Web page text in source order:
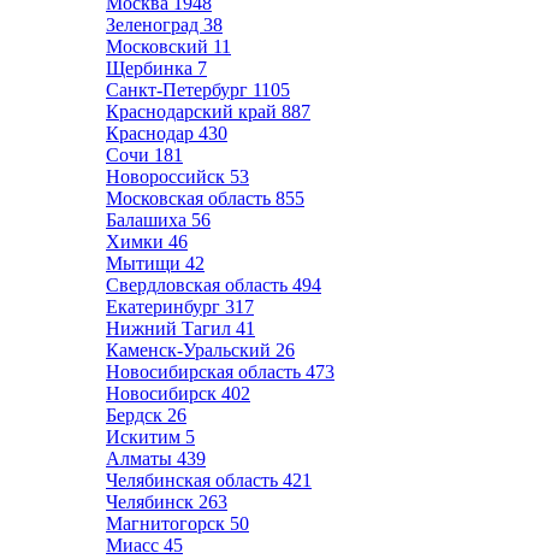
Зеленоград 38
Московский 11
Щербинка 7
Санкт-Петербург 1105
Краснодарский край 887
Краснодар 430
Сочи 181
Новороссийск 53
Московская область 855
Балашиха 56
Химки 46
Мытищи 42
Свердловская область 494
Екатеринбург 317
Нижний Тагил 41
Каменск-Уральский 26
Новосибирская область 473
Новосибирск 402
Бердск 26
Искитим 5
Алматы 439
Челябинская область 421
Челябинск 263
Магнитогорск 50
Миасс 45